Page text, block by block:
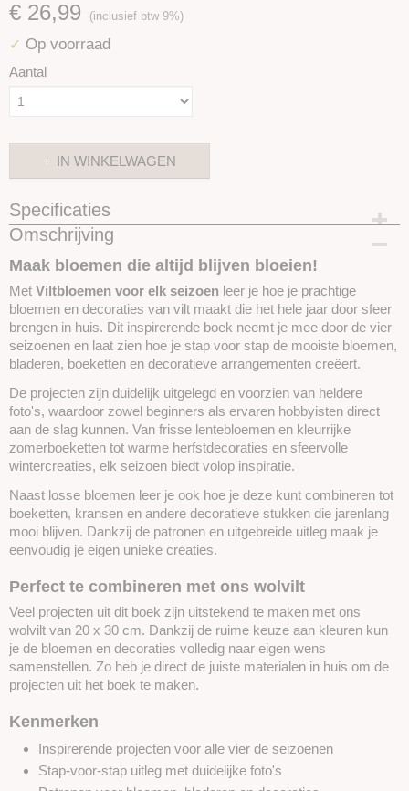
€ 26,99 (inclusief btw 9%)
✓ Op voorraad
Aantal
IN WINKELWAGEN
Specificaties
Productcode
Omschrijving
Maak bloemen die altijd blijven bloeien!
Met Viltbloemen voor elk seizoen leer je hoe je prachtige
bloemen en decoraties van vilt maakt die het hele jaar door sfeer
brengen in huis. Dit inspirerende boek neemt je mee door de vier
seizoenen en laat zien hoe je stap voor stap de mooiste bloemen,
bladeren, boeketten en decoratieve arrangementen creëert.
De projecten zijn duidelijk uitgelegd en voorzien van heldere
foto's, waardoor zowel beginners als ervaren hobbyisten direct
aan de slag kunnen. Van frisse lentebloemen en kleurrijke
zomerboeketten tot warme herfstdecoraties en sfeervolle
wintercreaties, elk seizoen biedt volop inspiratie.
Naast losse bloemen leer je ook hoe je deze kunt combineren tot
boeketten, kransen en andere decoratieve stukken die jarenlang
mooi blijven. Dankzij de patronen en uitgebreide uitleg maak je
eenvoudig je eigen unieke creaties.
Perfect te combineren met ons wolvilt
Veel projecten uit dit boek zijn uitstekend te maken met ons
wolvilt van 20 x 30 cm. Dankzij de ruime keuze aan kleuren kun
je de bloemen en decoraties volledig naar eigen wens
samenstellen. Zo heb je direct de juiste materialen in huis om de
projecten uit het boek te maken.
Kenmerken
Inspirerende projecten voor alle vier de seizoenen
Stap-voor-stap uitleg met duidelijke foto's